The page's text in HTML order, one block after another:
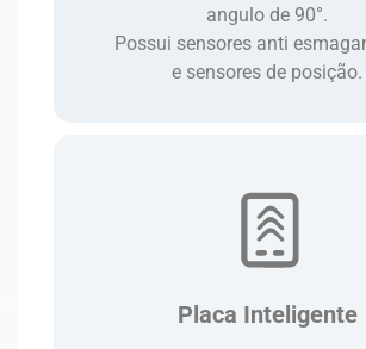
angulo de 90°.
Possui sensores anti
e sensores de posição.
Placa Inteligente